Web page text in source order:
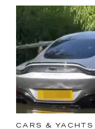
CARS & YACHTS